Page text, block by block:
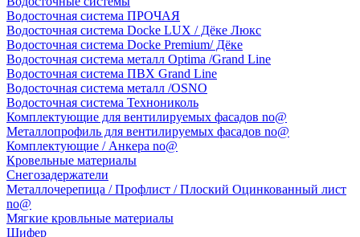
Водосточная система ПРОЧАЯ
Водосточная система Docke LUX / Дёке Люкс
Водосточная система Docke Premium/ Дёке
Водосточная система металл Optima /Grand Line
Водосточная система ПВХ Grand Line
Водосточная система металл /OSNO
Водосточная система Технониколь
Комплектующие для вентилируемых фасадов no@
Металлопрофиль для вентилируемых фасадов no@
Комплектующие / Анкера no@
Кровельные материалы
Снегозадержатели
Металлочерепица / Профлист / Плоский Оцинкованный лист
no@
Мягкие кровльные материалы
Шифер